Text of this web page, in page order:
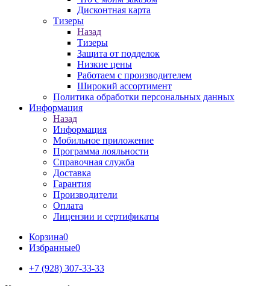
Дисконтная карта
Тизеры
Назад
Тизеры
Защита от подделок
Низкие цены
Работаем с производителем
Широкий ассортимент
Политика обработки персональных данных
Информация
Назад
Информация
Мобильное приложение
Программа лояльности
Справочная служба
Доставка
Гарантия
Производители
Оплата
Лицензии и сертификаты
Корзина0
Избранные0
+7 (928) 307-33-33